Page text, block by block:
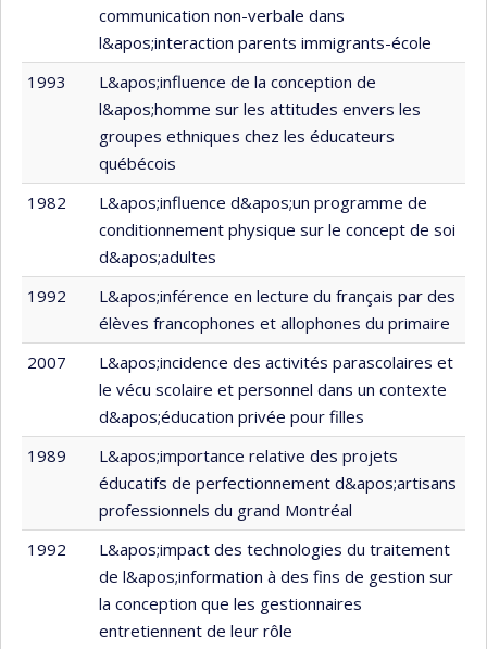
communication non-verbale dans
l&apos;interaction parents immigrants-école
1993
L&apos;influence de la conception de
l&apos;homme sur les attitudes envers les
groupes ethniques chez les éducateurs
québécois
1982
L&apos;influence d&apos;un programme de
conditionnement physique sur le concept de soi
d&apos;adultes
1992
L&apos;inférence en lecture du français par des
élèves francophones et allophones du primaire
2007
L&apos;incidence des activités parascolaires et
le vécu scolaire et personnel dans un contexte
d&apos;éducation privée pour filles
1989
L&apos;importance relative des projets
éducatifs de perfectionnement d&apos;artisans
professionnels du grand Montréal
1992
L&apos;impact des technologies du traitement
de l&apos;information à des fins de gestion sur
la conception que les gestionnaires
entretiennent de leur rôle